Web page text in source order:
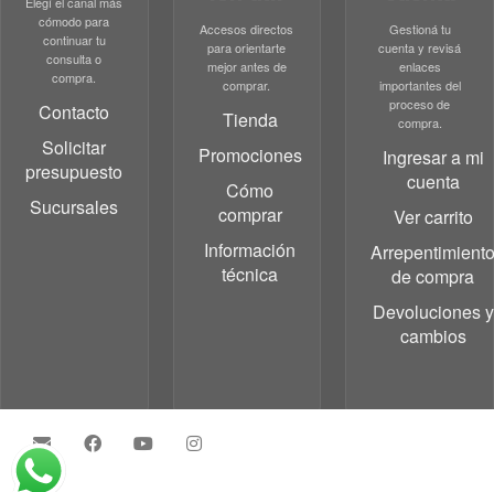
cómodo para
continuar tu
consulta o
compra.
Contacto
Solicitar
presupuesto
Sucursales
Accesos directos
para orientarte
mejor antes de
comprar.
Tienda
Promociones
Cómo
comprar
Información
técnica
Gestioná tu
cuenta y revisá
enlaces
importantes del
proceso de
compra.
Ingresar a mi
cuenta
Ver carrito
de compra
Devoluciones y
cambios
·© 2026